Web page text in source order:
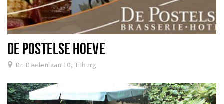
DE POSTELSE HOEVE
Dr. Deelenlaan 10, Tilburg